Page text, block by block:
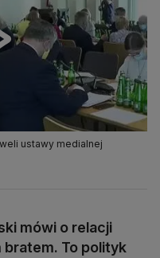
ustawy medialnej
mówi o relacji
bratem. To polityk